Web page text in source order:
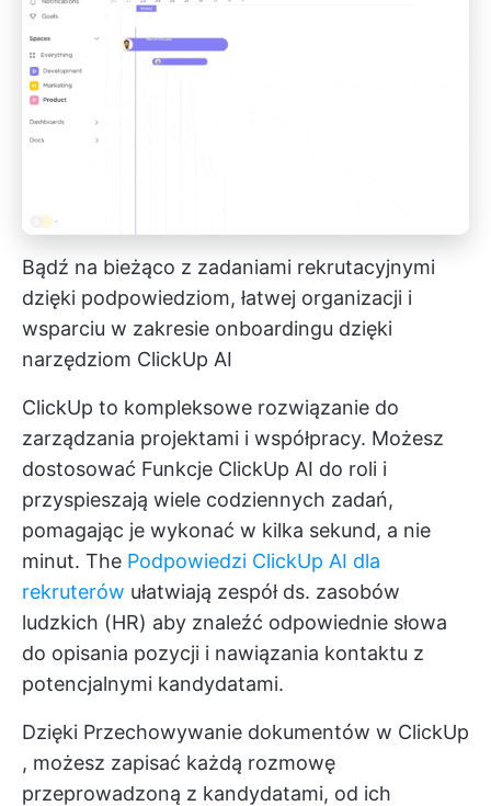
Bądź na bieżąco z zadaniami rekrutacyjnymi
dzięki podpowiedziom, łatwej organizacji i
wsparciu w zakresie onboardingu dzięki
narzędziom ClickUp AI
ClickUp to kompleksowe rozwiązanie do
zarządzania projektami i współpracy. Możesz
dostosować Funkcje ClickUp AI do roli i
przyspieszają wiele codziennych zadań,
pomagając je wykonać w kilka sekund, a nie
minut. The Podpowiedzi ClickUp AI dla
rekruterów ułatwiają zespół ds. zasobów
ludzkich (HR) aby znaleźć odpowiednie słowa
do opisania pozycji i nawiązania kontaktu z
potencjalnymi kandydatami.
Dzięki Przechowywanie dokumentów w ClickUp
, możesz zapisać każdą rozmowę
przeprowadzoną z kandydatami, od ich